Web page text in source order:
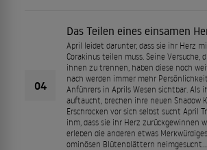
04
Das Teilen eines einsamen
April leidet darunter, dass sie ihr Herz
Corakinus teilen muss. Seine Versuche,
ihnen zu trennen, haben diese noch
nach werden immer mehr
Anführers in Aprils Wesen sichtbar. Als
auftaucht, brechen ihre neuen Shadow
Erschrocken vor sich selbst sucht April
ihm, dass sie ihr Herz zurückgewinnen
erleben die anderen etwas
ominösen Blütenblättern heimgesucht…